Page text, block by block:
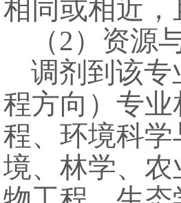
相同或相近
（2） 资源
调剂到该
程方向）专
程、环境科
境、林学、